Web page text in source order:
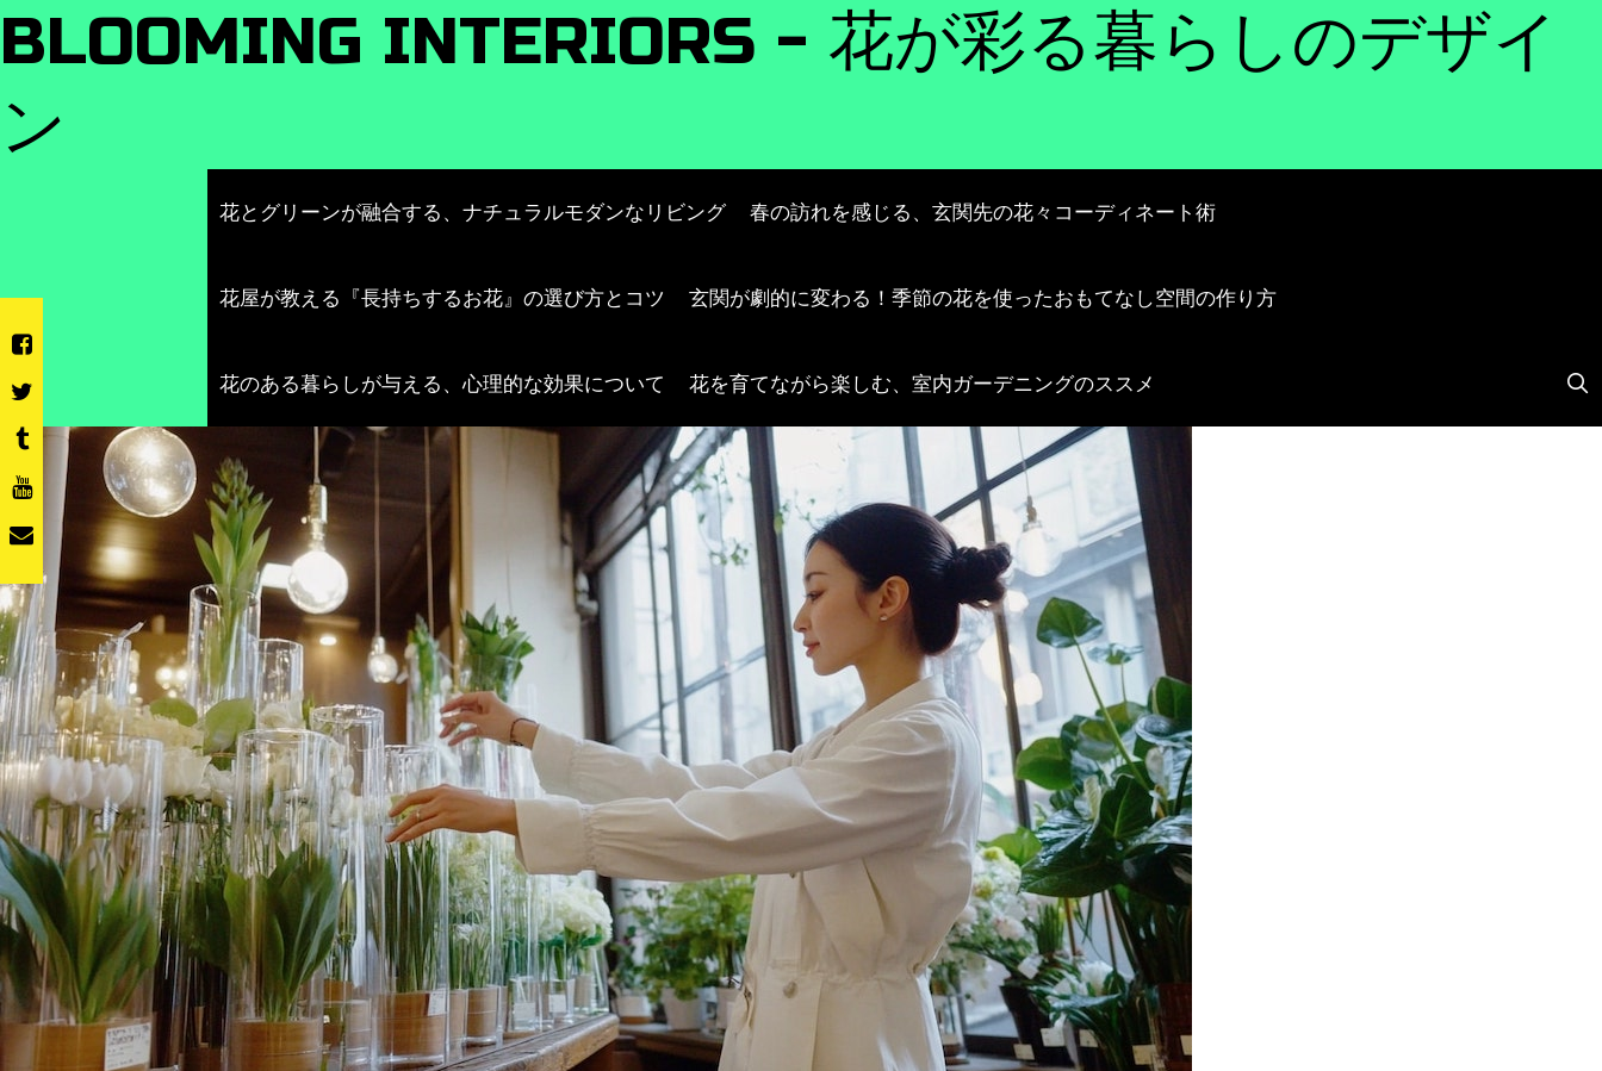
Skip
to
BLOOMING INTERIORS - 花が彩る暮らしのデザイ
ン
花とグリーンが融合する、ナチュラルモダンなリビング 春の訪れを感じる、玄関先の花々コーディネート術
花屋が教える『長持ちするお花』の選び方とコツ 玄関が劇的に変わる！季節の花を使ったおもてなし空間の作り方
花のある暮らしが与える、心理的な効果について 花を育てながら楽しむ、室内ガーデニングのススメ